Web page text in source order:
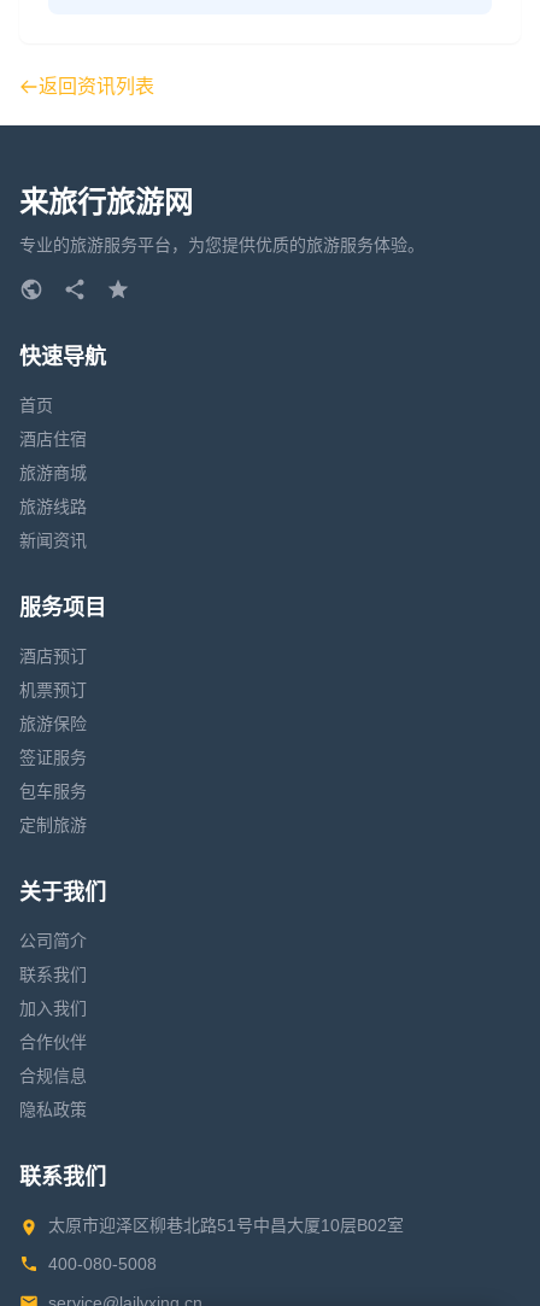
返回资讯列表
来旅行旅游网
专业的旅游服务平台，为您提供优质的旅游服务体验。
快速导航
首页
酒店住宿
旅游商城
旅游线路
新闻资讯
服务项目
酒店预订
机票预订
旅游保险
签证服务
包车服务
定制旅游
关于我们
公司简介
联系我们
加入我们
合作伙伴
合规信息
隐私政策
联系我们
太原市迎泽区柳巷北路51号中昌大厦10层B02室
400-080-5008